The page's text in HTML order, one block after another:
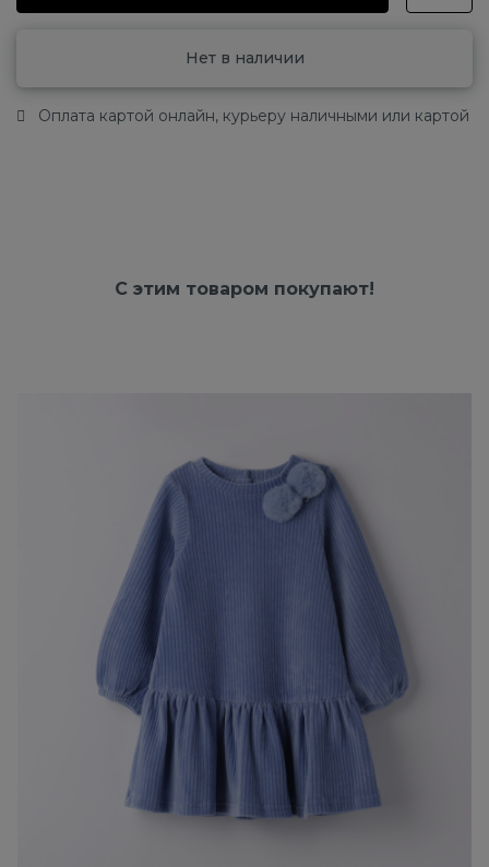
Нет в наличии
Оплата картой онлайн, курьеру наличными или картой
С этим товаром покупают!